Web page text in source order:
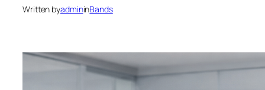
Written byadmininBands